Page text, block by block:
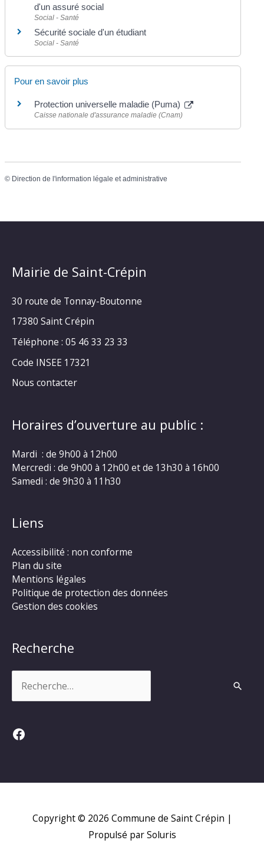
d'un assuré social
Social - Santé
Sécurité sociale d'un étudiant
Social - Santé
Pour en savoir plus
Protection universelle maladie (Puma)
Caisse nationale d'assurance maladie (Cnam)
© Direction de l'information légale et administrative
Mairie de Saint-Crépin
30 route de Tonnay-Boutonne
17380 Saint Crépin
Téléphone : 05 46 33 23 33
Code INSEE 17321
Nous contacter
Horaires d’ouverture au public :
Mardi : de 9h00 à 12h00
Mercredi : de 9h00 à 12h00 et de 13h30 à 16h00
Samedi : de 9h30 à 11h30
Liens
Accessibilité : non conforme
Plan du site
Mentions légales
Politique de protection des données
Gestion des cookies
Recherche
Facebook
Copyright © 2026 Commune de Saint Crépin |
Propulsé par Soluris